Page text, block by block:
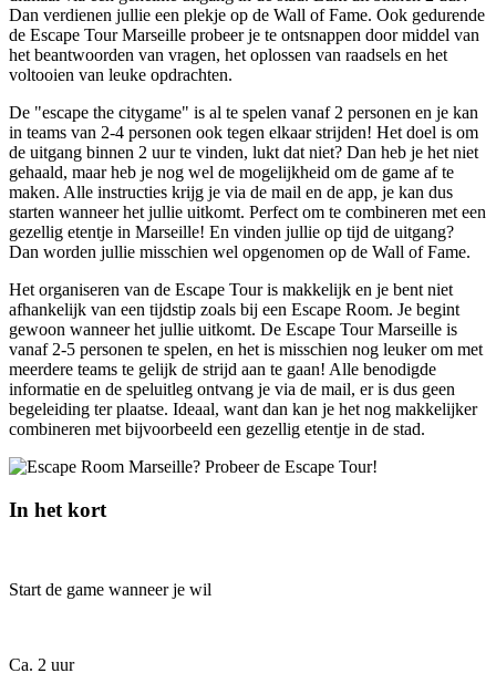
Dan verdienen jullie een plekje op de Wall of Fame. Ook gedurende
de Escape Tour Marseille probeer je te ontsnappen door middel van
het beantwoorden van vragen, het oplossen van raadsels en het
voltooien van leuke opdrachten.
De "escape the citygame" is al te spelen vanaf 2 personen en je kan
in teams van 2-4 personen ook tegen elkaar strijden! Het doel is om
de uitgang binnen 2 uur te vinden, lukt dat niet? Dan heb je het niet
gehaald, maar heb je nog wel de mogelijkheid om de game af te
maken. Alle instructies krijg je via de mail en de app, je kan dus
starten wanneer het jullie uitkomt. Perfect om te combineren met een
gezellig etentje in Marseille! En vinden jullie op tijd de uitgang?
Dan worden jullie misschien wel opgenomen op de Wall of Fame.
Het organiseren van de Escape Tour is makkelijk en je bent niet
afhankelijk van een tijdstip zoals bij een Escape Room. Je begint
gewoon wanneer het jullie uitkomt. De Escape Tour Marseille is
vanaf 2-5 personen te spelen, en het is misschien nog leuker om met
meerdere teams te gelijk de strijd aan te gaan! Alle benodigde
informatie en de speluitleg ontvang je via de mail, er is dus geen
begeleiding ter plaatse. Ideaal, want dan kan je het nog makkelijker
combineren met bijvoorbeeld een gezellig etentje in de stad.
In het kort
Start de game wanneer je wil
Ca. 2 uur